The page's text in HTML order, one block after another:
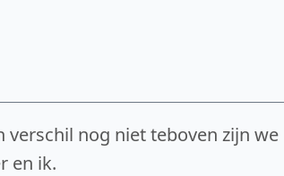
verschil nog niet teboven zijn we
en ik.